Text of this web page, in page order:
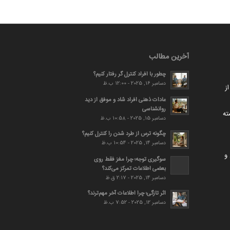
و
آخرین مطالب
چطور با افراد کنترل گر رفتار کنیم؟
دسامبر 16, 2025 - 12:00 ب.ظ
عادات ذهنی افراد شاد و موفق از دید
روانشناسی
دسامبر 15, 2025 - 10:58 ب.ظ
چگونه ترس از طرد شدن را کنترل کنیم؟
دسامبر 14, 2025 - 10:54 ب.ظ
سوگیری توجه؛ چرا مغز فقط روی
بعضی اطلاعات تمرکز می‌کند؟
دسامبر 14, 2025 - 2:17 ق.ظ
اثر تازگی؛ چرا اطلاعات آخر مهم‌ترند؟
دسامبر 12, 2025 - 7:52 ب.ظ